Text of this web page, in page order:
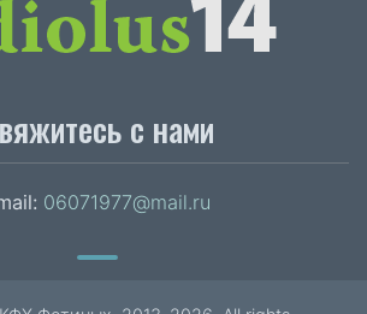
с нами
06071977@mail.ru